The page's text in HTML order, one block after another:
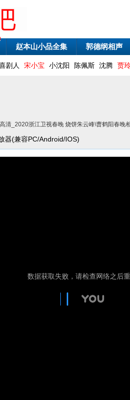
赵本山小品全集 郭德纲相声
剧人 宋小宝 小沈阳 陈佩斯 沈腾 贾
清_2020浙江卫视春晚 烧饼朱云峰\曹鹤阳春晚
器(兼容PC/Android/IOS)